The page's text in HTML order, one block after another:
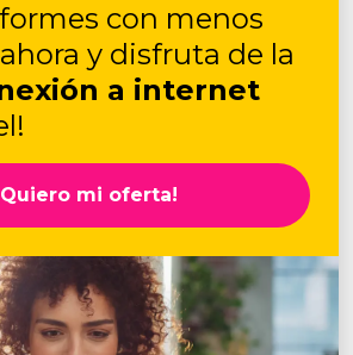
con menos
y disfruta de la
a internet
mi oferta!